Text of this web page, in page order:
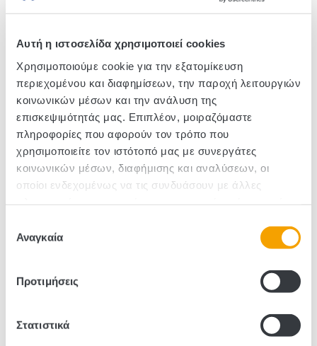
Αυτή η ιστοσελίδα χρησιμοποιεί cookies
Χρησιμοποιούμε cookie για την εξατομίκευση
περιεχομένου και διαφημίσεων, την παροχή λειτουργιών
κοινωνικών μέσων και την ανάλυση της
επισκεψιμότητάς μας. Επιπλέον, μοιραζόμαστε
πληροφορίες που αφορούν τον τρόπο που
χρησιμοποιείτε τον ιστότοπό μας με συνεργάτες
κοινωνικών μέσων, διαφήμισης και αναλύσεων, οι
οποίοι ενδεχομένως να τις συνδυάσουν με άλλες
των υπηρεσιών τους.
συγκατάθεσης
Αναγκαία
Προτιμήσεις
Στατιστικά
Επιθυμείς να κάνεις κάποιο σχόλιο, έχεις μια ερώτηση ή
παράπονο;
Συμπλήρωσε την παρακάτω φόρμα και θα
επικοινωνήσουμε μαζί σου το συντομότερο δυνατό.